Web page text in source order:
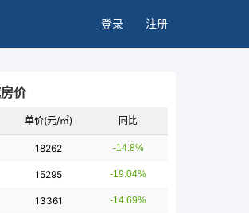
登录 注册
价
单价(元/㎡) 同比
18262 -14.8%
15295 -19.04%
13361 -14.69%